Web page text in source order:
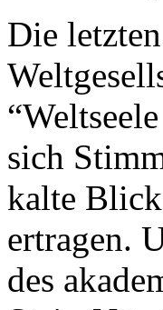
Die
sich
kalte
ertragen.
des